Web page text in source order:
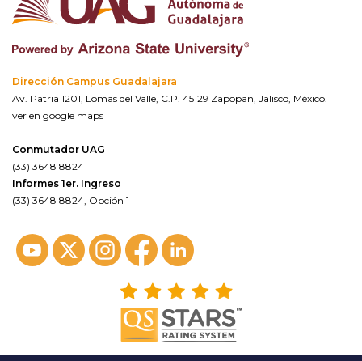
Dirección Campus Guadalajara
Av. Patria 1201, Lomas del Valle, C.P. 45129 Zapopan, Jalisco, México.
ver en google maps
Conmutador UAG
(33) 3648 8824
Informes 1er. Ingreso
(33) 3648 8824, Opción 1